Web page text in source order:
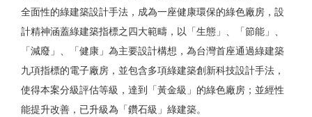
全面性的綠建築設計手法，成為一座健康環保的綠色廠房，設
計精神涵蓋綠建築指標之四大範疇，以「生態」、「節能」、
「減廢」、「健康」為主要設計構想，為台灣首座通過綠建築
九項指標的電子廠房，並包含多項綠建築創新科技設計手法，
使得本案分級評估等級，達到「黃金級」的綠色廠房；並經性
能提升改善，已升級為「鑽石級」綠建築。